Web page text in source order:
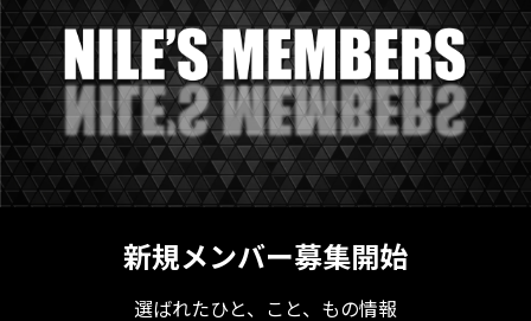
新規メンバー募集開始
選ばれたひと、こと、もの情報